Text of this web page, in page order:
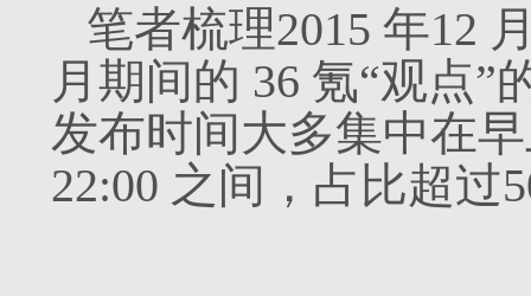
笔者梳理2015 年12
月期间的 36 氪“观点”
发布时间大多集中在
22:00 之间，占比超过